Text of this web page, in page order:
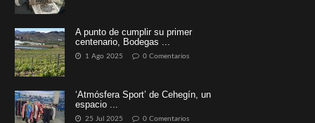
A punto de cumplir su primer
centenario, Bodegas ...
1 Ago 2025 0 Comentarios
‘Atmósfera Sport’ de Cehegín, un
espacio ...
25 Jul 2025 0 Comentarios